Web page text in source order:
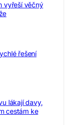
vyřeší věčný
řešení
lákají davy,
cestám ke